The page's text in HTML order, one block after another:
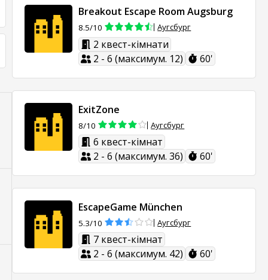
Breakout Escape Room Augsburg
8.5/10 Аугсбург
2 квест-кімнати
2 - 6 (максимум. 12)
60'
ExitZone
8/10 Аугсбург
6 квест-кімнат
2 - 6 (максимум. 36)
60'
EscapeGame München
5.3/10 Аугсбург
7 квест-кімнат
2 - 6 (максимум. 42)
60'